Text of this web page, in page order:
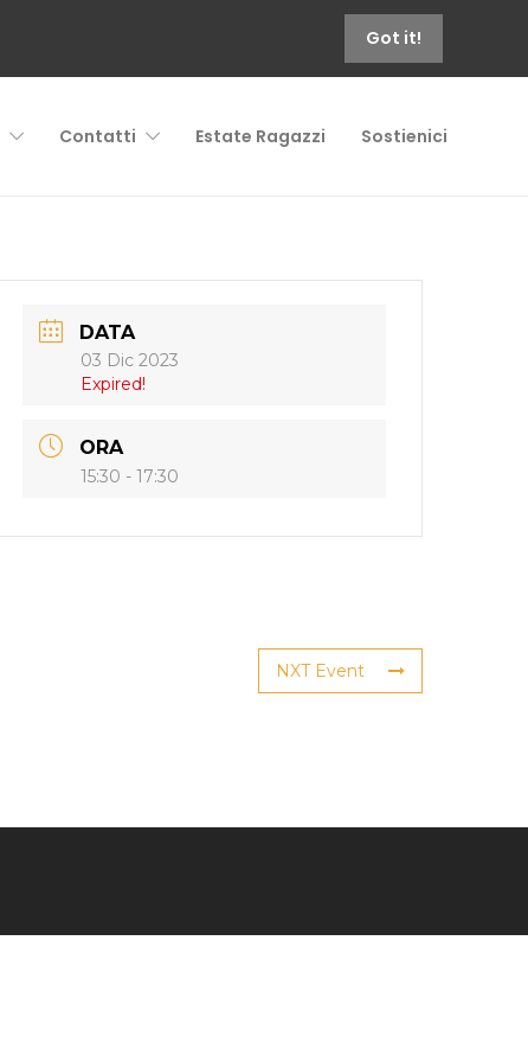
Got it!
Contatti Estate Ragazzi Sostienici
DATA
03 Dic 2023
Expired!
ORA
15:30 - 17:30
NXT Event